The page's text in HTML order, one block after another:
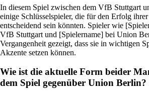
In diesem Spiel zwischen dem VfB Stuttgart
einige Schlüsselspieler, die für den Erfolg
entscheidend sein könnten. Spieler wie
VfB Stuttgart und [Spielername] bei Union
Vergangenheit gezeigt, dass sie in wichtigen
Akzente setzen können.
Wie ist die aktuelle Form beider
dem Spiel gegenüber Union Berlin?